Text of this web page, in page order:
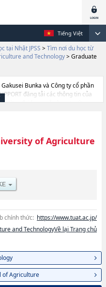
Tiếng Việt
tại Nhật JPSS > Tìm nơi du học từ
and Technology> Graduate
Bunka và Công ty cổ phần
đăng tải các thông tin của
đại học ngắn hạn, trường
cho du học sinh, như là về các
school of
khoa nghiên cứu, thông tin liên
số lượng trúng tuyển, cở sở
of Agriculture
chính thức: https://www.tuat.ac.jp/
and TechnologyVề lại Trang chủ
of Agriculture